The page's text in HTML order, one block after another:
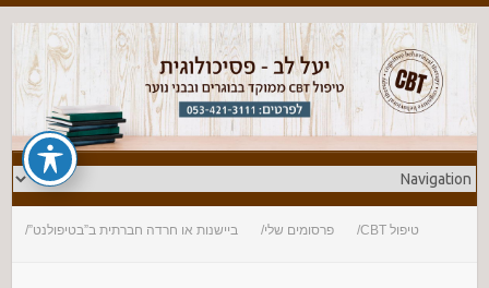
טיפול CBT פרסומים שלי ביישנות או חרדה חברתית ב”בטיפולנט”